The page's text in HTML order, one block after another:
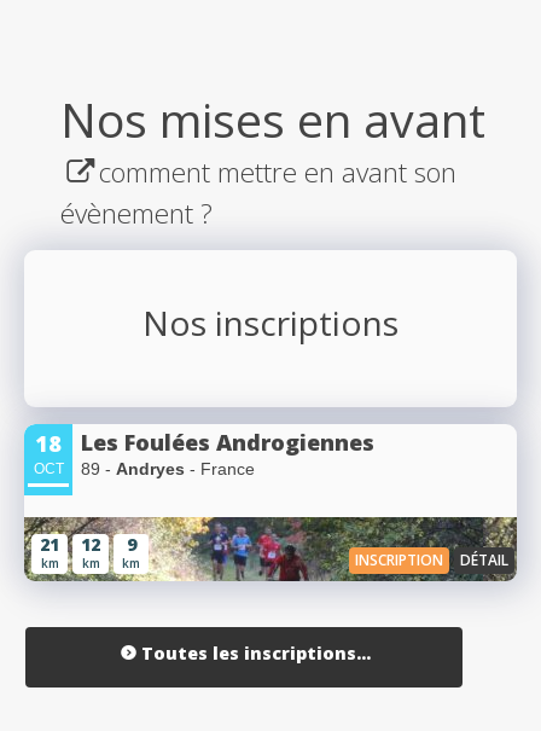
Nos mises en avant
comment mettre en avant son
évènement ?
Nos inscriptions
18
OCT
Les Foulées Androgiennes
89 - Andryes - France
21
km
12
km
9
km INSCRIPTION DÉTAIL
Toutes les inscriptions...